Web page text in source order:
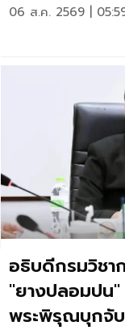
06 ส.ค. 2569 |
อธิบดีกรมวิชา
"ยางปลอมปน
พระพิรุณบุกจับ